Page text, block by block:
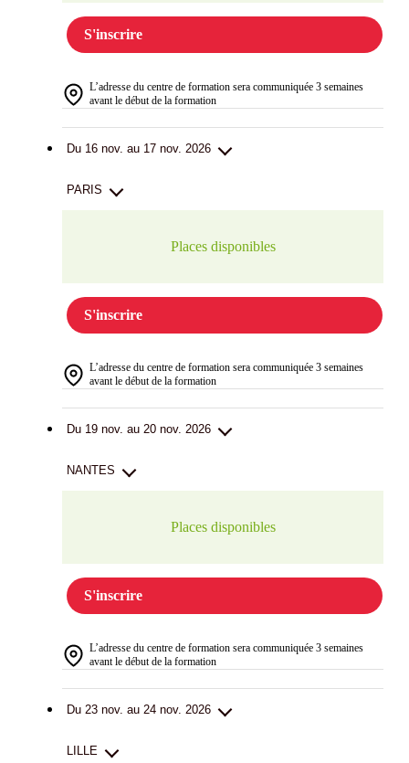
S'inscrire
L’adresse du centre de formation sera communiquée 3 semaines
avant le début de la formation
Du 16 nov. au 17 nov. 2026
PARIS
Places disponibles
S'inscrire
L’adresse du centre de formation sera communiquée 3 semaines
avant le début de la formation
Du 19 nov. au 20 nov. 2026
NANTES
Places disponibles
S'inscrire
L’adresse du centre de formation sera communiquée 3 semaines
avant le début de la formation
Du 23 nov. au 24 nov. 2026
LILLE